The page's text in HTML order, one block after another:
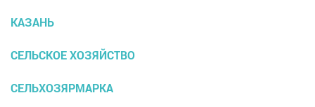
КАЗАНЬ
СЕЛЬСКОЕ ХОЗЯЙСТВО
СЕЛЬХОЗЯРМАРКА